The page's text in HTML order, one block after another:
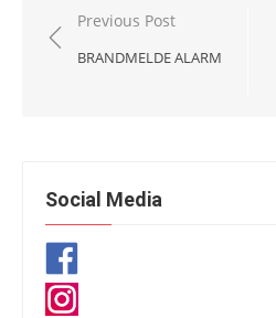
Beitragsnavigation
Previous Post
BRANDMELDE ALARM
Social Media